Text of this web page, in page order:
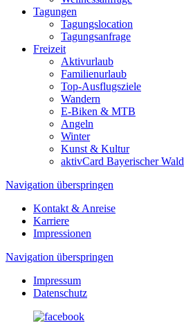
Tagungen
Tagungslocation
Tagungsanfrage
Freizeit
Aktivurlaub
Familienurlaub
Top-Ausflugsziele
Wandern
E-Biken & MTB
Angeln
Winter
Kunst & Kultur
aktivCard Bayerischer Wald
Navigation überspringen
Kontakt & Anreise
Karriere
Impressionen
Navigation überspringen
Impressum
Datenschutz